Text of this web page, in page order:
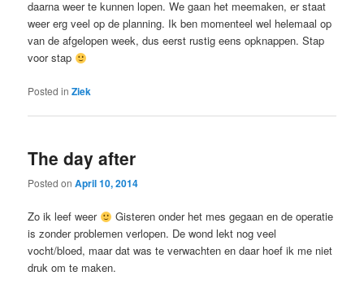
daarna weer te kunnen lopen. We gaan het meemaken, er staat
weer erg veel op de planning. Ik ben momenteel wel helemaal op
van de afgelopen week, dus eerst rustig eens opknappen. Stap
voor stap
Posted in Ziek
The day after
Posted onApril 10, 2014
Zo ik leef weer
Gisteren onder het mes gegaan en de operatie
is zonder problemen verlopen. De wond lekt nog veel
vocht/bloed, maar dat was te verwachten en daar hoef ik me niet
druk om te maken.